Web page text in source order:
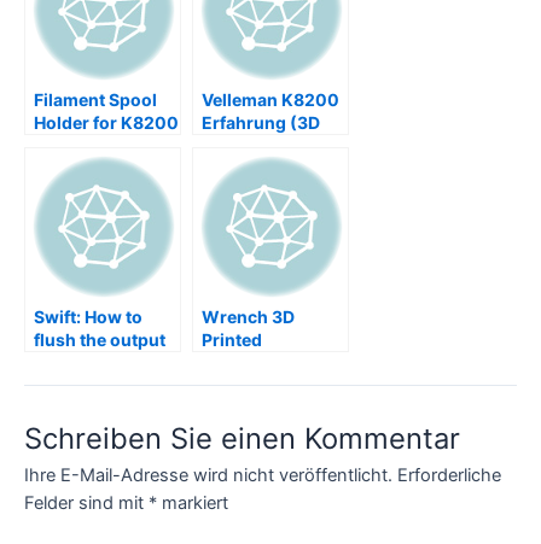
Filament Spool
Holder for K8200
Velleman K8200
Erfahrung (3D
Testbericht,
Review
Swift: How to
flush the output
command line
Wrench 3D
Printed
Schreiben Sie einen Kommentar
Ihre E-Mail-Adresse wird nicht veröffentlicht. Erforderliche
Felder sind mit * markiert